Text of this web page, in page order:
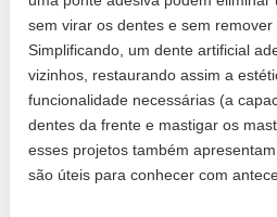
sem virar os dentes e sem remover
Simplificando, um dente artificial
vizinhos, restaurando assim a
funcionalidade necessárias (a
dentes da frente e mastigar os
esses projetos também
são úteis para conhecer com